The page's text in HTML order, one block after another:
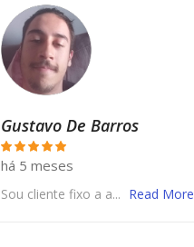
Gustavo De Barros
há 5 meses
Sou cliente fixo a a... Read More